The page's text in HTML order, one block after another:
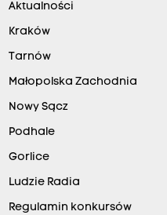
Aktualności
Kraków
Tarnów
Małopolska Zachodnia
Nowy Sącz
Podhale
Gorlice
Ludzie Radia
Regulamin konkursów